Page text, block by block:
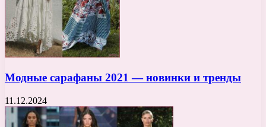
Модные сарафаны 2021 — новинки и тренды
11.12.2024